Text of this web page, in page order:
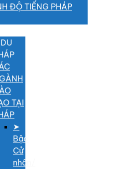
ĐỘ TIẾNG PHÁP
TẠI
➤
Bậc
Cử
nhân/